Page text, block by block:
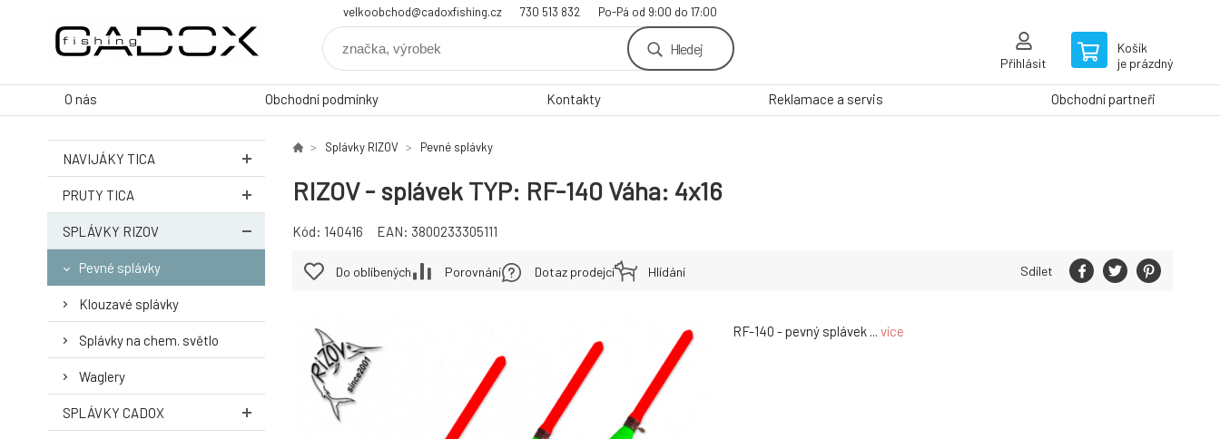
velkoobchod@cadoxfishing.cz 730 513 832 Po-Pá od 9:00 do 17:00
Hledej
Přihlásit
Košík
je prázdný
O nás Obchodní podmínky Kontakty Reklamace a servis Obchodní partneři
NAVIJÁKY TICA
PRUTY TICA
SPLÁVKY RIZOV
Pevné splávky
Klouzavé splávky
Splávky na chem. světlo
Waglery
SPLÁVKY CADOX
Splávky RIZOV Pevné splávky
RIZOV - splávek TYP: RF-140 Váha: 4x16
RF-140 - pevný splávek ... více
Kód: 140416 EAN: 3800233305111
Do oblíbených Porovnání Dotaz prodejci Hlídání Sdílet